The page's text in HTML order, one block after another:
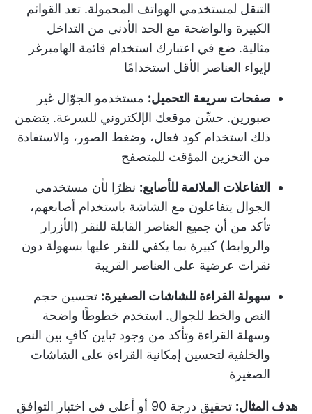
التنقل لمستخدمي الهواتف المحمولة. تعد القوائم
الكبيرة والواضحة مع الحد الأدنى من التداخل
مثالية. ضع في اعتبارك استخدام قائمة الهامبرغر
لإيواء العناصر الأقل استخدامًا
صفحات سريعة التحميل: مستخدمو الجوّال غير
صبورين. حسِّن موقعك الإلكتروني للسرعة. يتضمن
ذلك استخدام كود فعال، وضغط الصور، والاستفادة
من التخزين المؤقت للمتصفح
التفاعلات الملائمة للأصابع: نظرًا لأن مستخدمي
الجوال يتفاعلون مع الشاشة باستخدام أصابعهم،
تأكد من أن جميع العناصر القابلة للنقر (الأزرار
والروابط) كبيرة بما يكفي للنقر عليها بسهولة دون
نقرات عرضية على العناصر القريبة
سهولة القراءة للشاشات الصغيرة: تحسين حجم
النص والخط للجوال. استخدم خطوطًا واضحة
وسهلة القراءة وتأكد من وجود تباين كافٍ بين النص
والخلفية لتحسين إمكانية القراءة على الشاشات
الصغيرة
هدف المثال:
تحقيق درجة 90 أو أعلى في اختبار التوافق